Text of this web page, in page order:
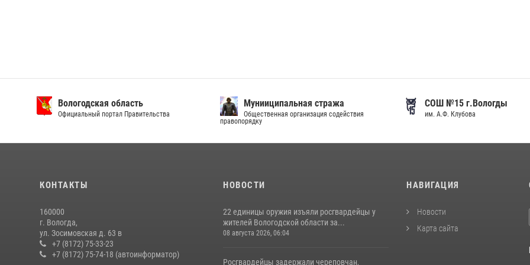
Вологодская область
Официальный портал Правительства
Мунииципальная стража
Общественная организация содействия
правопорядку
СОШ №15 г.Вологды
им. А.Ф. Клубова
КОНТАКТЫ
160000
г. Вологда,
ул. Зосимовская д. 63 в
+7 (8172) 75-33-23
+7 (8172) 75-74-18 (автоинформатор)
НОВОСТИ
22 единицы оружия изъяли росгвардейцы у
жителей Вологодской области за...
08 августа 2026, 06:04
Росгвардейцы задержали череповчан,
НАВИГАЦИЯ
Новости
Карта сайта